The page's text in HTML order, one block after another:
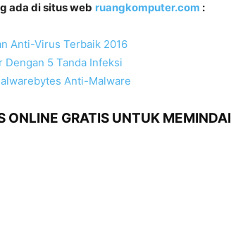
ada di situs web ruangkomputer.com :
Anti-Virus Terbaik 2016
5 Tanda Infeksi
Anti-Malware
ONLINE GRATIS UNTUK